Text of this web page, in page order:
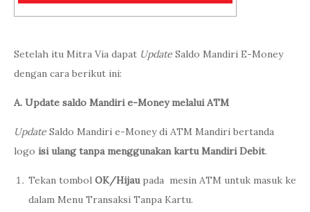
Setelah itu Mitra Via dapat Update Saldo Mandiri E-Money
dengan cara berikut ini:
A. Update saldo Mandiri e-Money melalui ATM
Update Saldo Mandiri e-Money di ATM Mandiri bertanda
logo isi ulang tanpa menggunakan kartu Mandiri Debit.
Tekan tombol OK/Hijaupada mesin ATM untuk masuk ke
dalam Menu Transaksi Tanpa Kartu.